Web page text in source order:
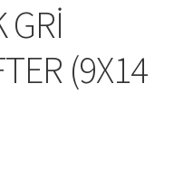
GRİ
(9X14